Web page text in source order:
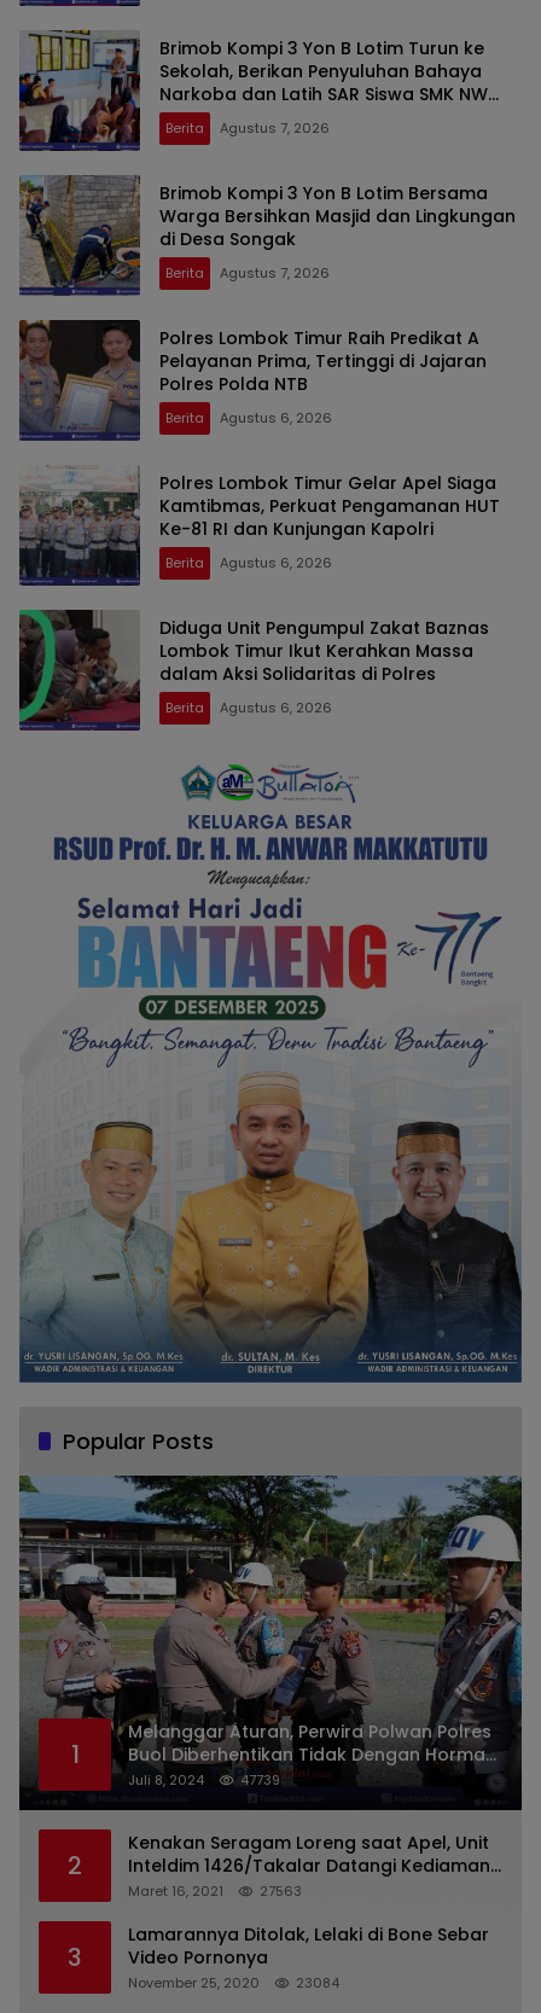
Brimob Kompi 3 Yon B Lotim Turun ke
Sekolah, Berikan Penyuluhan Bahaya
Narkoba dan Latih SAR Siswa SMK NW
Benteng
Berita Agustus 7, 2026
Brimob Kompi 3 Yon B Lotim Bersama
Warga Bersihkan Masjid dan Lingkungan
di Desa Songak
Berita Agustus 7, 2026
Polres Lombok Timur Raih Predikat A
Pelayanan Prima, Tertinggi di Jajaran
Polres Polda NTB
Berita Agustus 6, 2026
Polres Lombok Timur Gelar Apel Siaga
Kamtibmas, Perkuat Pengamanan HUT
Ke-81 RI dan Kunjungan Kapolri
Berita Agustus 6, 2026
Diduga Unit Pengumpul Zakat Baznas
Lombok Timur Ikut Kerahkan Massa
dalam Aksi Solidaritas di Polres
Berita Agustus 6, 2026
Popular Posts
1
Melanggar Aturan, Perwira Polwan Polres
Buol Diberhentikan Tidak Dengan Hormat
Dari Dinas Kepolisian
Juli 8, 2024 47739
2
Kenakan Seragam Loreng saat Apel, Unit
Inteldim 1426/Takalar Datangi Kediaman
Kasatpol PP
Maret 16, 2021 27563
3
Lamarannya Ditolak, Lelaki di Bone Sebar
Video Pornonya
November 25, 2020 23084